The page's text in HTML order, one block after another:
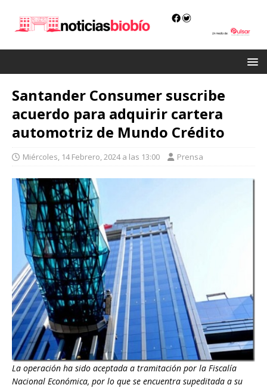
Santander Consumer suscribe
acuerdo para adquirir cartera
automotriz de Mundo Crédito
Miércoles, 14 Febrero, 2024 a las 13:00 Prensa
La operación ha sido aceptada a tramitación por la Fiscalía
Nacional Económica, por lo que se encuentra supeditada a su